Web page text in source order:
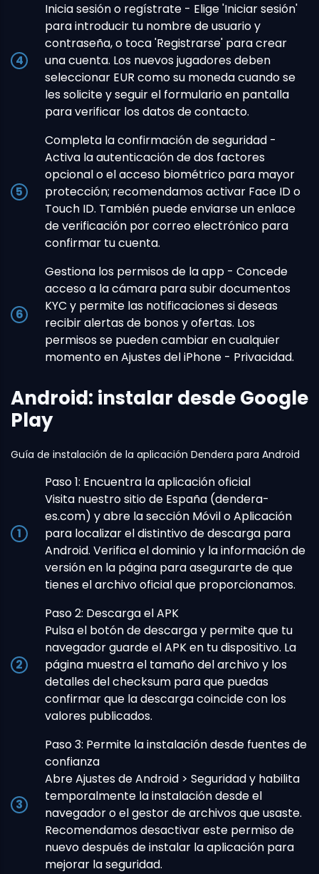
Inicia sesión o regístrate - Elige 'Iniciar sesión'
para introducir tu nombre de usuario y
contraseña, o toca 'Registrarse' para crear
una cuenta. Los nuevos jugadores deben
seleccionar EUR como su moneda cuando se
les solicite y seguir el formulario en pantalla
para verificar los datos de contacto.
Completa la confirmación de seguridad -
Activa la autenticación de dos factores
opcional o el acceso biométrico para mayor
protección; recomendamos activar Face ID o
Touch ID. También puede enviarse un enlace
de verificación por correo electrónico para
confirmar tu cuenta.
Gestiona los permisos de la app - Concede
acceso a la cámara para subir documentos
KYC y permite las notificaciones si deseas
recibir alertas de bonos y ofertas. Los
permisos se pueden cambiar en cualquier
momento en Ajustes del iPhone - Privacidad.
Android: instalar desde Google
Play
Guía de instalación de la aplicación Dendera para Android
Paso 1: Encuentra la aplicación oficial
Visita nuestro sitio de España (dendera-
es.com) y abre la sección Móvil o Aplicación
para localizar el distintivo de descarga para
Android. Verifica el dominio y la información de
versión en la página para asegurarte de que
tienes el archivo oficial que proporcionamos.
Paso 2: Descarga el APK
Pulsa el botón de descarga y permite que tu
navegador guarde el APK en tu dispositivo. La
página muestra el tamaño del archivo y los
detalles del checksum para que puedas
confirmar que la descarga coincide con los
valores publicados.
Paso 3: Permite la instalación desde fuentes de
confianza
Abre Ajustes de Android > Seguridad y habilita
temporalmente la instalación desde el
navegador o el gestor de archivos que usaste.
Recomendamos desactivar este permiso de
nuevo después de instalar la aplicación para
mejorar la seguridad.